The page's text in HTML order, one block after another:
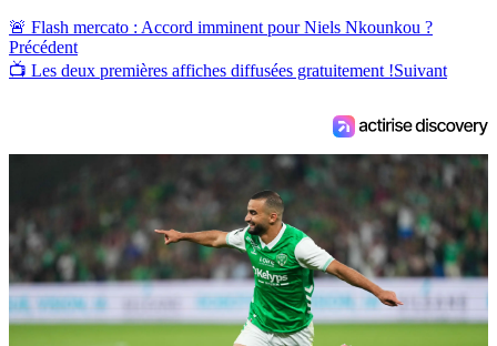
🚨 Flash mercato : Accord imminent pour Niels Nkounkou ?
Précédent
📺 Les deux premières affiches diffusées gratuitement !Suivant